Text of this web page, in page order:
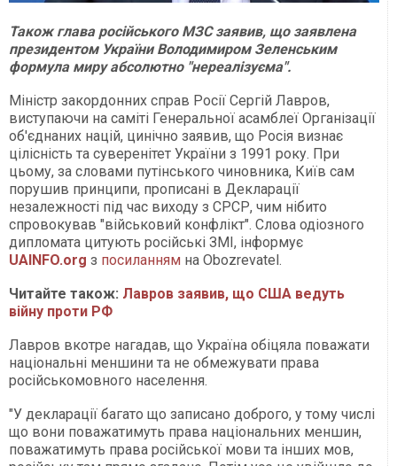
Також глава російського МЗС заявив, що заявлена
президентом України Володимиром Зеленським
формула миру абсолютно "нереалізуєма".
Міністр закордонних справ Росії Сергій Лавров,
виступаючи на саміті Генеральної асамблеї Організації
об'єднаних націй, цинічно заявив, що Росія визнає
цілісність та суверенітет України з 1991 року. При
цьому, за словами путінського чиновника, Київ сам
порушив принципи, прописані в Декларації
незалежності під час виходу з СРСР, чим нібито
спровокував "військовий конфлікт". Слова одіозного
дипломата цитують російські ЗМІ, інформує
UAINFO.org з посиланням на Оbozrevatel.
Читайте також: Лавров заявив, що США ведуть
війну проти РФ
Лавров вкотре нагадав, що Україна обіцяла поважати
національні меншини та не обмежувати права
російськомовного населення.
"У декларації багато що записано доброго, у тому числі
що вони поважатимуть права національних меншин,
поважатимуть права російської мови та інших мов,